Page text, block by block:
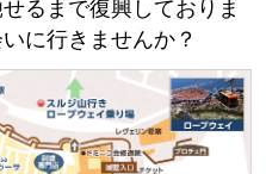
るまで復興しておりま
に行きませんか？